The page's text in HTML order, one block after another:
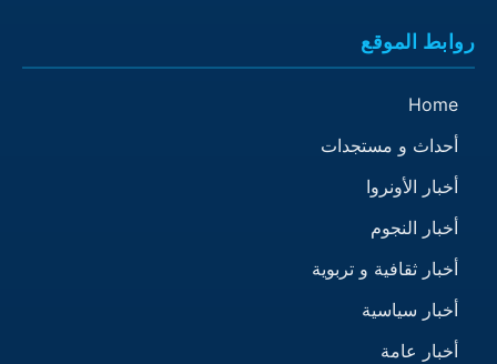
روابط الموقع
Home
أحداث و مستجدات
أخبار الأونروا
أخبار النجوم
أخبار ثقافية و تربوية
أخبار سياسية
أخبار عامة